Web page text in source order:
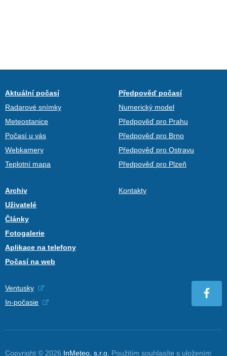
Aktuální počasí
Radarové snímky
Meteostanice
Počasí u vás
Webkamery
Teplotní mapa
Předpověď počasí
Numerický model
Předpověď pro Prahu
Předpověď pro Brno
Předpověď pro Ostravu
Předpověď pro Plzeň
Archiv
Uživatelé
Články
Fotogalerie
Aplikace na telefony
Počasí na web
Kontakty
Ventusky
In-počasie
Copyright © 2026 InMeteo, s.r.o. Použitím souhlasíte s uložením